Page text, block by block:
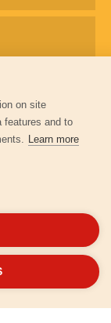
on site
features and to
Learn more